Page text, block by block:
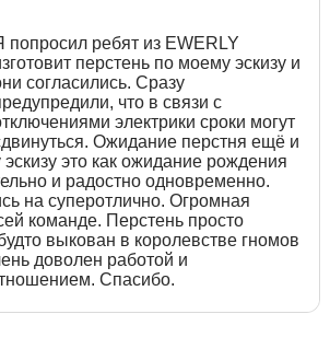
попросил ребят из EWERLY
перстень по моему эскизу и
согласились. Сразу
что в связи с
электрики сроки могут
Ожидание перстня ещё и
это как ожидание рождения
и радостно одновременно.
на суперотлично. Огромная
команде. Перстень просто
выкован в королевстве гномов
доволен работой и
Спасибо.